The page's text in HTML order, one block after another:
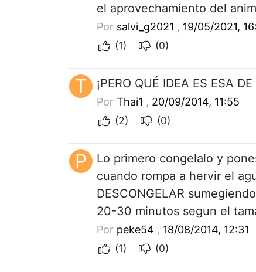
el aprovechamiento del
Por salvi_g2021 , 19/05/2021,
(1)
(0)
T ¡PERO QUÉ IDEA ES ESA
Por Thai1 , 20/09/2014, 11:55
(2)
(0)
P
Lo primero congelalo y
cuando rompa a hervir el
DESCONGELAR
20-30 minutos segun el
Por peke54 , 18/08/2014, 12:31
(1)
(0)